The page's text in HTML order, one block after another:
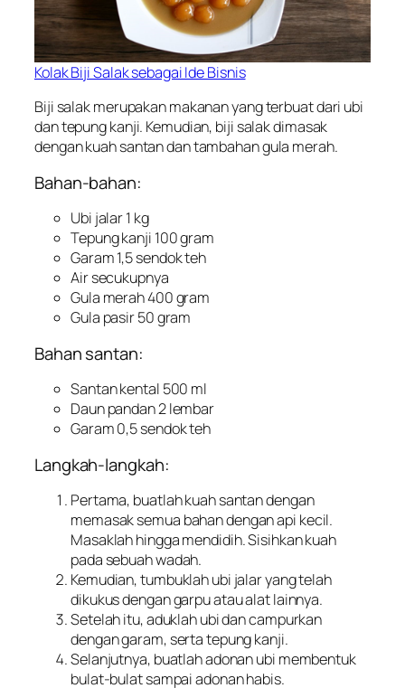
Kolak Biji Salak sebagai Ide Bisnis
Biji salak merupakan makanan yang terbuat dari ubi
dan tepung kanji. Kemudian, biji salak dimasak
dengan kuah santan dan tambahan gula merah.
Bahan-bahan:
Ubi jalar 1 kg
Tepung kanji 100 gram
Garam 1,5 sendok teh
Air secukupnya
Gula merah 400 gram
Gula pasir 50 gram
Bahan santan:
Santan kental 500 ml
Daun pandan 2 lembar
Garam 0,5 sendok teh
Langkah-langkah:
Pertama, buatlah kuah santan dengan
memasak semua bahan dengan api kecil.
Masaklah hingga mendidih. Sisihkan kuah
pada sebuah wadah.
Kemudian, tumbuklah ubi jalar yang telah
dikukus dengan garpu atau alat lainnya.
Setelah itu, aduklah ubi dan campurkan
dengan garam, serta tepung kanji.
Selanjutnya, buatlah adonan ubi membentuk
bulat-bulat sampai adonan habis.